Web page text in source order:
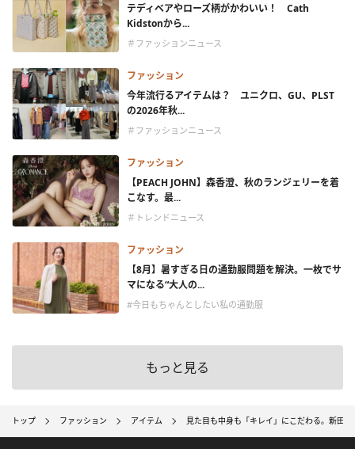
テディベアやローズ柄がかわいい！ Cath
Kidstonから...
＃ファッションニュース
ファッション
今年流行るアイテムは？ ユニクロ、GU、PLST
の2026年秋...
＃ファッションニュース
ファッション
【PEACH JOHN】森香澄、秋のランジェリーを着
こなす。最...
＃トレンドニュース
ファッション
【8月】暑すぎる日の通勤服問題を解決。一枚でサ
マになる“大人の...
#今日もちゃんとしたい私の通勤服
もっと見る
トップ ファッション アイテム 見た目も中身も「キレイ」にこだわる。新田